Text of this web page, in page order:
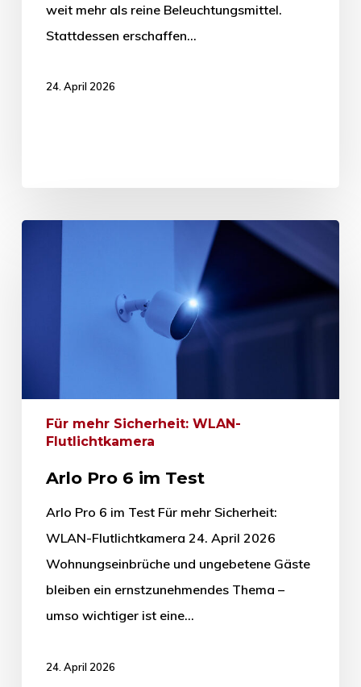
weit mehr als reine Beleuchtungsmittel.
Stattdessen erschaffen…
24. April 2026
Für mehr Sicherheit: WLAN-
Flutlichtkamera
Arlo Pro 6 im Test
Arlo Pro 6 im Test Für mehr Sicherheit:
WLAN-Flutlichtkamera 24. April 2026
Wohnungseinbrüche und ungebetene Gäste
bleiben ein ernstzunehmendes Thema –
umso wichtiger ist eine…
24. April 2026